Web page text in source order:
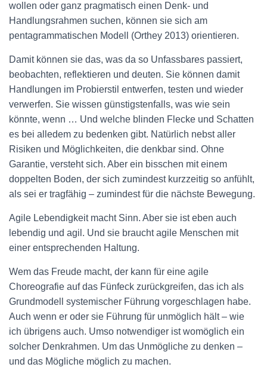
wollen oder ganz pragmatisch einen Denk- und
Handlungsrahmen suchen, können sie sich am
pentagrammatischen Modell (Orthey 2013) orientieren.
Damit können sie das, was da so Unfassbares passiert,
beobachten, reflektieren und deuten. Sie können damit
Handlungen im Probierstil entwerfen, testen und wieder
verwerfen. Sie wissen günstigstenfalls, was wie sein
könnte, wenn … Und welche blinden Flecke und Schatten
es bei alledem zu bedenken gibt. Natürlich nebst aller
Risiken und Möglichkeiten, die denkbar sind. Ohne
Garantie, versteht sich. Aber ein bisschen mit einem
doppelten Boden, der sich zumindest kurzzeitig so anfühlt,
als sei er tragfähig – zumindest für die nächste Bewegung.
Agile Lebendigkeit macht Sinn. Aber sie ist eben auch
lebendig und agil. Und sie braucht agile Menschen mit
einer entsprechenden Haltung.
Wem das Freude macht, der kann für eine agile
Choreografie auf das Fünfeck zurückgreifen, das ich als
Grundmodell systemischer Führung vorgeschlagen habe.
Auch wenn er oder sie Führung für unmöglich hält – wie
ich übrigens auch. Umso notwendiger ist womöglich ein
solcher Denkrahmen. Um das Unmögliche zu denken –
und das Mögliche möglich zu machen.